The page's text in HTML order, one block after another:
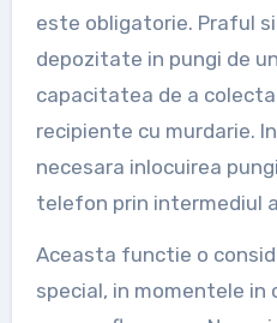
este obligatorie. Praful
depozitate in pungi de
capacitatea de a
recipiente cu murdarie.
necesara inlocuirea
telefon prin intermediul
Aceasta functie o
special, in momentele in